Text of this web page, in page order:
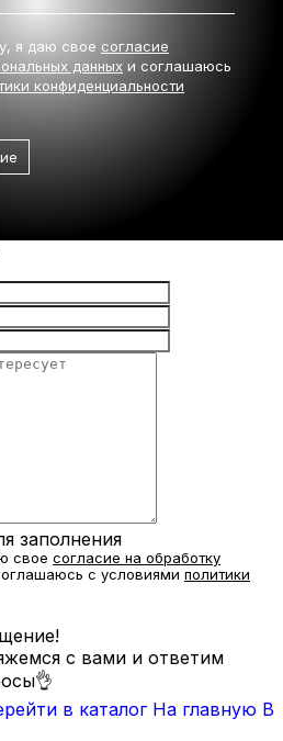
я даю свое согласие
данных и соглашаюсь
конфиденциальности
заполнения
свое согласие на обработку
с условиями политики
с вами и ответим
в каталог На главную В